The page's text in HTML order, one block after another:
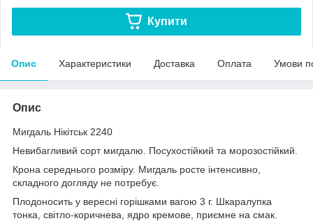
Купити
Опис Характеристики Доставка Оплата Умови
Опис
Мигдаль Нікітськ 2240
Невибагливий сорт мигдалю. Посухостійкий та морозостійкий.
Крона середнього розміру. Мигдаль росте інтенсивно,
складного догляду не потребує.
Плодоносить у вересні горішками вагою 3 г. Шкаралупка
тонка, світло-коричнева, ядро кремове, приємне на смак.